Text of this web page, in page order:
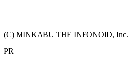
(C) MINKABU THE INFONOID, Inc.
PR